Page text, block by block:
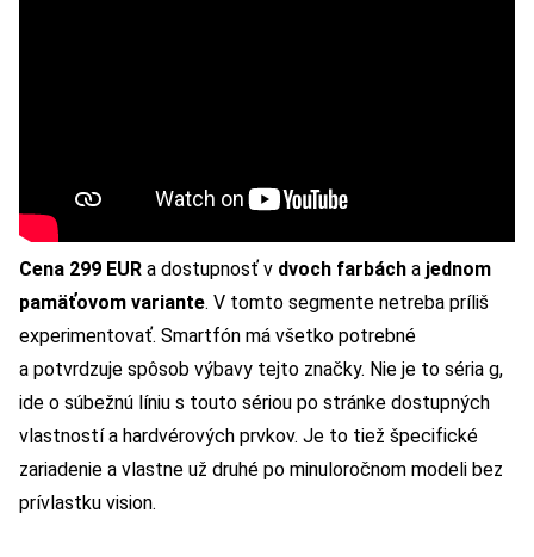
Cena 299 EUR a dostupnosť v dvoch farbách a jednom
pamäťovom variante. V tomto segmente netreba príliš
experimentovať. Smartfón má všetko potrebné
a potvrdzuje spôsob výbavy tejto značky. Nie je to séria g,
ide o súbežnú líniu s touto sériou po stránke dostupných
vlastností a hardvérových prvkov. Je to tiež špecifické
zariadenie a vlastne už druhé po minuloročnom modeli bez
prívlastku vision.